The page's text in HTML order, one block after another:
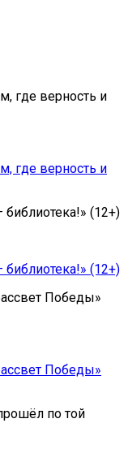
где верность и
где верность и
(12+)
(12+)
Победы»
Победы»
по той